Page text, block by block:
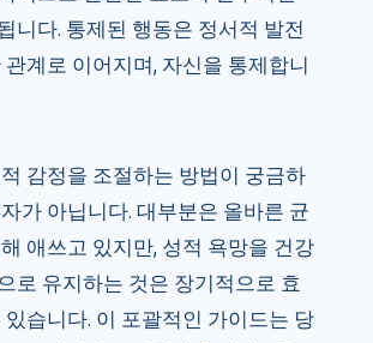
니다. 통제된 행동은 정서적 발전
관계로 이어지며, 자신을 통제합니
감정을 조절하는 방법이 궁금하
가 아닙니다. 대부분은 올바른 균
애쓰고 있지만, 성적 욕망을 건강
로 유지하는 것은 장기적으로 효
있습니다. 이 포괄적인 가이드는 당